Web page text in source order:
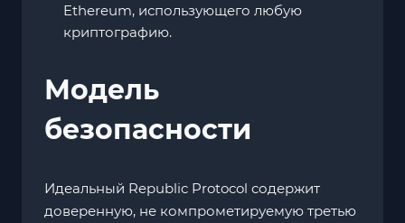
Ethereum, использующего любую
криптографию.
Модель
безопасности
Идеальный Republic Protocol содержит
доверенную, не компрометируемую третью